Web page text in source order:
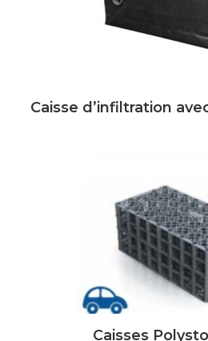
Caisse d’infiltration
Caisses